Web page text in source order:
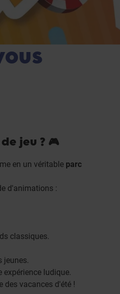
jeu ? 🎮
en un véritable parc
d'animations :
classiques.
jeunes.
expérience ludique.
des vacances d'été !